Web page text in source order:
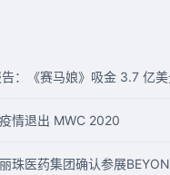
：《赛马娘》吸金 3.7 亿
情退出 MWC 2020
珠医药集团确认参展